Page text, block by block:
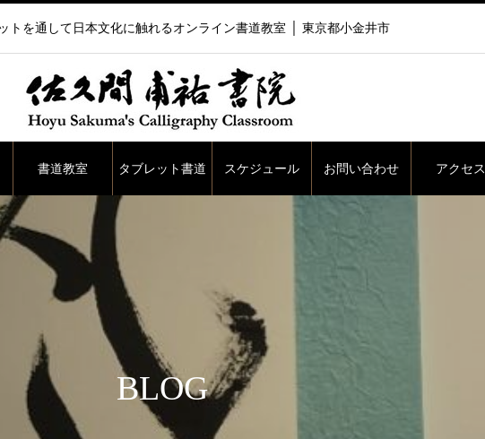
トを通して日本文化に触れるオンライン書道教室 │ 東京都小金井市
書道教室 タブレット書道 スケジュール お問い合わせ アクセス
BLOG